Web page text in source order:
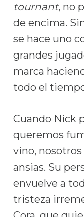
tournant, no
de encima.
se hace uno
grandes
marca
todo el
Cuando Nick
queremos
vino,
ansias. Su
envuelve a
tristeza